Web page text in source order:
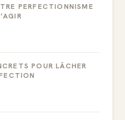
PERFECTIONNISME
POUR LÂCHER